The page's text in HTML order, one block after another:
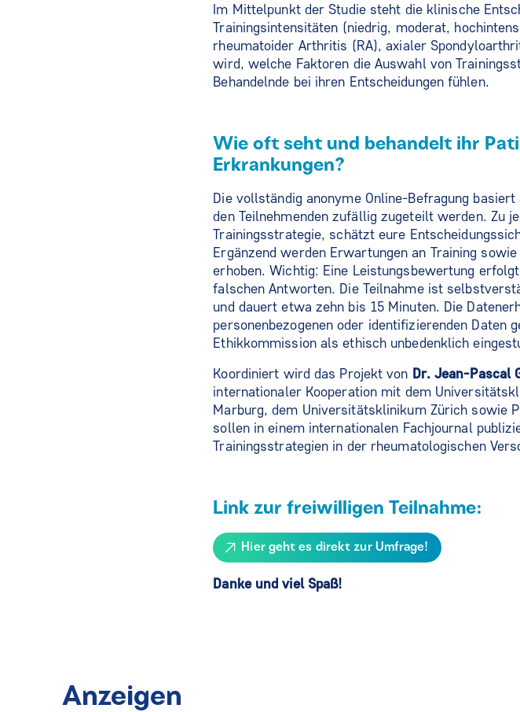
Im Mittelpunkt der Studie steht die klinische
Trainingsintensitäten (niedrig, moderat,
rheumatoider Arthritis (RA), axialer
wird, welche Faktoren die Auswahl von
Behandelnde bei ihren Entscheidungen fühlen.
Wie oft seht und behandelt ihr
Erkrankungen?
Die vollständig anonyme Online‑Befragung
den Teilnehmenden zufällig zugeteilt werden. Zu
Trainingsstrategie, schätzt eure
Ergänzend werden Erwartungen an Training
erhoben. Wichtig: Eine Leistungsbewertung
falschen Antworten. Die Teilnahme ist
und dauert etwa zehn bis 15 Minuten. Die
personenbezogenen oder identifizierenden Daten
Ethikkommission als ethisch unbedenklich
Koordiniert wird das Projekt von Dr. Jean‑Pascal
internationaler Kooperation mit dem
Marburg, dem Universitätsklinikum Zürich sowie
sollen in einem internationalen Fachjournal
Trainingsstrategien in der rheumatologischen
Link zur freiwilligen Teilnahme:
Hier geht es direkt zur Umfrage!
Danke und viel Spaß!
Anzeigen